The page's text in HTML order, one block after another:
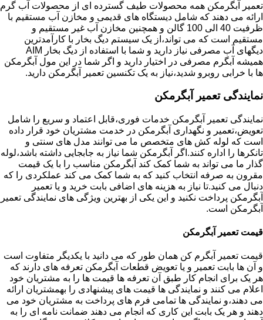
تعمیر آبگرمکن همه محصولات طیف گسترده ای از محصولات آب گرم
ارائه می دهند که شامل دیستگاه های قدیمی و مخازن آب مستقیم با
ظرفیت 40 الی 100 گالن و همچنین مخازن آب غیر مستقیم و
مستقیم است که می تواند،از یک سیستم دیگ بخار با کارآمدترین
دیگهای آب مصرفی نیاز دارید و شما با استفاده از دیگ بخار AIM
همیشه آبگرم مصرفی در اختیار دارید و اگر شما در این مول آبگرمکن
ها با خرابی روبرو شدید،نیاز به یک تکنسین تعمیر آبگرمکن دارید.
نمایندگی تعمیر آبگرمکن
نمایندگی تعمیر آبگرمکن خدمات فوری،قابل اعتماد و سریع را شامل
تعویض،تعمیر و نگهداری آبگرمکن در خدمت مشتریان خود قرار داده
است که لوله کش های متخصص ما می توانند مدل های سنتی و
تانکرها را اداره کنند.اگر آبگرمکن شما نیاز به جابجایی داشته باشد،لوله
گذار ما می تواند به شما کمک کند آبگرمکن مناسب را با یک قیمت
مقرون به صرفه انتخاب کنید که به شما کمک می کند عملکردی را که
دنبال می کنید.تا نیاز به هزینه های اضافی بابت خرید و یا تعمیر
آبگرمکن پرداخت نکنید و این یکی از بهترین ویژگی های نمایندگی تعمیر
آبگرمکن است.
قیمت تعمیر آبگرمکن
قیمت تعمیر آبگرم کن همان طور که می دانید با یکدیگر متفاوت است
و آن ها بابت تعمیر و یا تعویض قطعات آبگرمکن تعرفه های دارند که
هر یک برای انجام کار طبق آن تعرفه ها قیمت ها را به مشتریان خود
اعلام می کنند و نمایندگی ها قیمت های پیشنهادی را بهمشتریان ارائه
می دهند،و نمایندگی ها تمامی فرم های پرداخت به مشتریان خود می
دهند و هر یک بابت این کاری که انجام می دهند ضمانت نامه ای را به